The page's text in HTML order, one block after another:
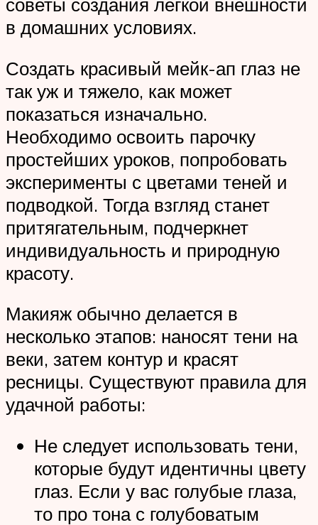
в домашних условиях.
Создать красивый мейк-ап глаз не
так уж и тяжело, как может
показаться изначально.
Необходимо освоить парочку
простейших уроков, попробовать
эксперименты с цветами теней и
подводкой. Тогда взгляд станет
притягательным, подчеркнет
индивидуальность и природную
красоту.
Макияж обычно делается в
несколько этапов: наносят тени на
веки, затем контур и красят
ресницы. Существуют правила для
удачной работы:
Не следует использовать тени,
которые будут идентичны цвету
глаз. Если у вас голубые глаза,
то про тона с голубоватым